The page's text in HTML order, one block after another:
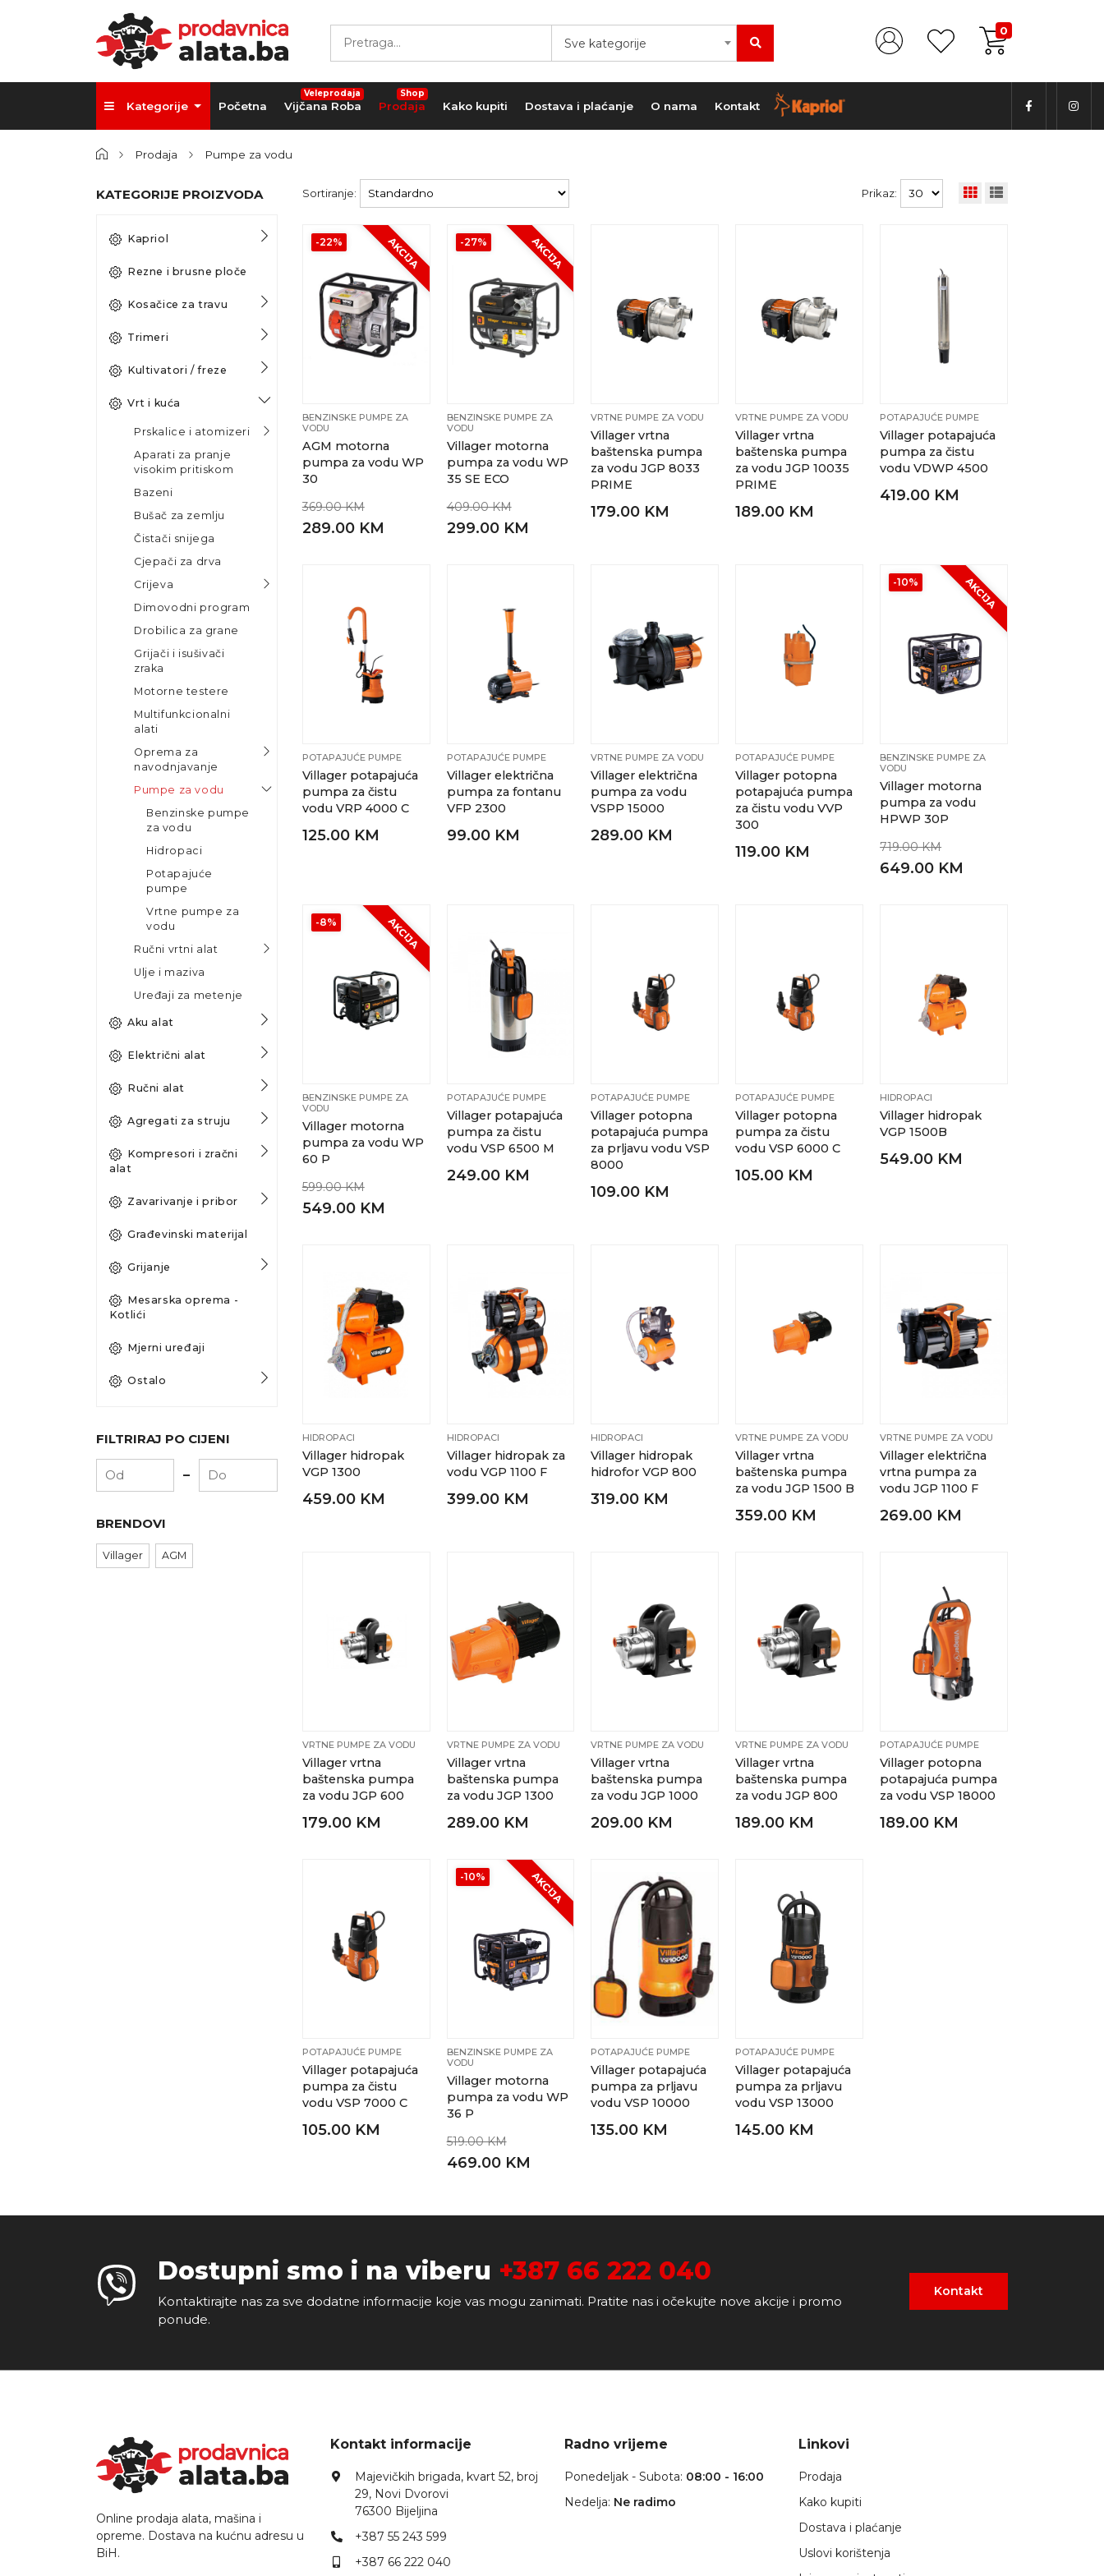
Sve kategorije
0
Kategorije Početna Vijčana Roba
Veleprodaja
Prodaja
Shop
Kako kupiti Dostava i plaćanje O nama Kontakt
Prodaja Pumpe za vodu
KATEGORIJE PROIZVODA
Kapriol
Rezne i brusne ploče
Kosačice za travu
Trimeri
Kultivatori / freze
Vrt i kuća
Prskalice i atomizeri
Aparati za pranje
visokim pritiskom
Bazeni
Bušač za zemlju
Čistači snijega
Cjepači za drva
Crijeva
Dimovodni program
Drobilica za grane
Grijači i isušivači
zraka
Motorne testere
Multifunkcionalni
alati
Oprema za
navodnjavanje
Pumpe za vodu
Benzinske pumpe
za vodu
Hidropaci
Potapajuće
pumpe
Vrtne pumpe za
vodu
Ručni vrtni alat
Ulje i maziva
Uređaji za metenje
Aku alat
Električni alat
Ručni alat
Agregati za struju
Kompresori i zračni
alat
Zavarivanje i pribor
Građevinski materijal
Grijanje
Mesarska oprema -
Kotlići
Mjerni uređaji
Ostalo
FILTRIRAJ PO CIJENI
-
BRENDOVI
Villager AGM
Sortiranje: Prikaz:
-22% AKCIJA
BENZINSKE PUMPE ZA
VODU
AGM motorna
pumpa za vodu WP
30
369.00 KM
289.00 KM
-27% AKCIJA
BENZINSKE PUMPE ZA
VODU
Villager motorna
pumpa za vodu WP
35 SE ECO
409.00 KM
299.00 KM
VRTNE PUMPE ZA VODU
Villager vrtna
baštenska pumpa
za vodu JGP 8033
PRIME
179.00 KM
VRTNE PUMPE ZA VODU
Villager vrtna
baštenska pumpa
za vodu JGP 10035
PRIME
189.00 KM
POTAPAJUĆE PUMPE
Villager potapajuća
pumpa za čistu
vodu VDWP 4500
419.00 KM
POTAPAJUĆE PUMPE
Villager potapajuća
pumpa za čistu
vodu VRP 4000 C
125.00 KM
POTAPAJUĆE PUMPE
Villager električna
pumpa za fontanu
VFP 2300
99.00 KM
VRTNE PUMPE ZA VODU
Villager električna
pumpa za vodu
VSPP 15000
289.00 KM
POTAPAJUĆE PUMPE
Villager potopna
potapajuća pumpa
za čistu vodu VVP
300
119.00 KM
-10% AKCIJA
BENZINSKE PUMPE ZA
VODU
Villager motorna
pumpa za vodu
HPWP 30P
719.00 KM
649.00 KM
-8% AKCIJA
BENZINSKE PUMPE ZA
VODU
Villager motorna
pumpa za vodu WP
60 P
599.00 KM
549.00 KM
POTAPAJUĆE PUMPE
Villager potapajuća
pumpa za čistu
vodu VSP 6500 M
249.00 KM
POTAPAJUĆE PUMPE
Villager potopna
potapajuća pumpa
za prljavu vodu VSP
8000
109.00 KM
POTAPAJUĆE PUMPE
Villager potopna
pumpa za čistu
vodu VSP 6000 C
105.00 KM
HIDROPACI
Villager hidropak
VGP 1500B
549.00 KM
HIDROPACI
Villager hidropak
VGP 1300
459.00 KM
HIDROPACI
Villager hidropak za
vodu VGP 1100 F
399.00 KM
HIDROPACI
Villager hidropak
hidrofor VGP 800
319.00 KM
VRTNE PUMPE ZA VODU
Villager vrtna
baštenska pumpa
za vodu JGP 1500 B
359.00 KM
VRTNE PUMPE ZA VODU
Villager električna
vrtna pumpa za
vodu JGP 1100 F
269.00 KM
VRTNE PUMPE ZA VODU
Villager vrtna
baštenska pumpa
za vodu JGP 600
179.00 KM
VRTNE PUMPE ZA VODU
Villager vrtna
baštenska pumpa
za vodu JGP 1300
289.00 KM
VRTNE PUMPE ZA VODU
Villager vrtna
baštenska pumpa
za vodu JGP 1000
209.00 KM
VRTNE PUMPE ZA VODU
Villager vrtna
baštenska pumpa
za vodu JGP 800
189.00 KM
POTAPAJUĆE PUMPE
Villager potopna
potapajuća pumpa
za vodu VSP 18000
189.00 KM
POTAPAJUĆE PUMPE
Villager potapajuća
pumpa za čistu
vodu VSP 7000 C
105.00 KM
-10% AKCIJA
BENZINSKE PUMPE ZA
VODU
Villager motorna
pumpa za vodu WP
36 P
519.00 KM
469.00 KM
POTAPAJUĆE PUMPE
Villager potapajuća
pumpa za prljavu
vodu VSP 10000
135.00 KM
POTAPAJUĆE PUMPE
Villager potapajuća
pumpa za prljavu
vodu VSP 13000
145.00 KM
Dostupni smo i na viberu +387 66 222 040
Kontaktirajte nas za sve dodatne informacije koje vas mogu zanimati. Pratite nas i očekujte nove akcije i promo
ponude.
Kontakt
Online prodaja alata, mašina i
opreme. Dostava na kućnu adresu u
BiH.
Kontakt informacije
Majevičkih brigada, kvart 52, broj
29, Novi Dvorovi
76300 Bijeljina
+387 55 243 599
+387 66 222 040
Radno vrijeme
Ponedeljak - Subota: 08:00 - 16:00
Nedelja: Ne radimo
Linkovi
Prodaja
Kako kupiti
Dostava i plaćanje
Uslovi korištenja